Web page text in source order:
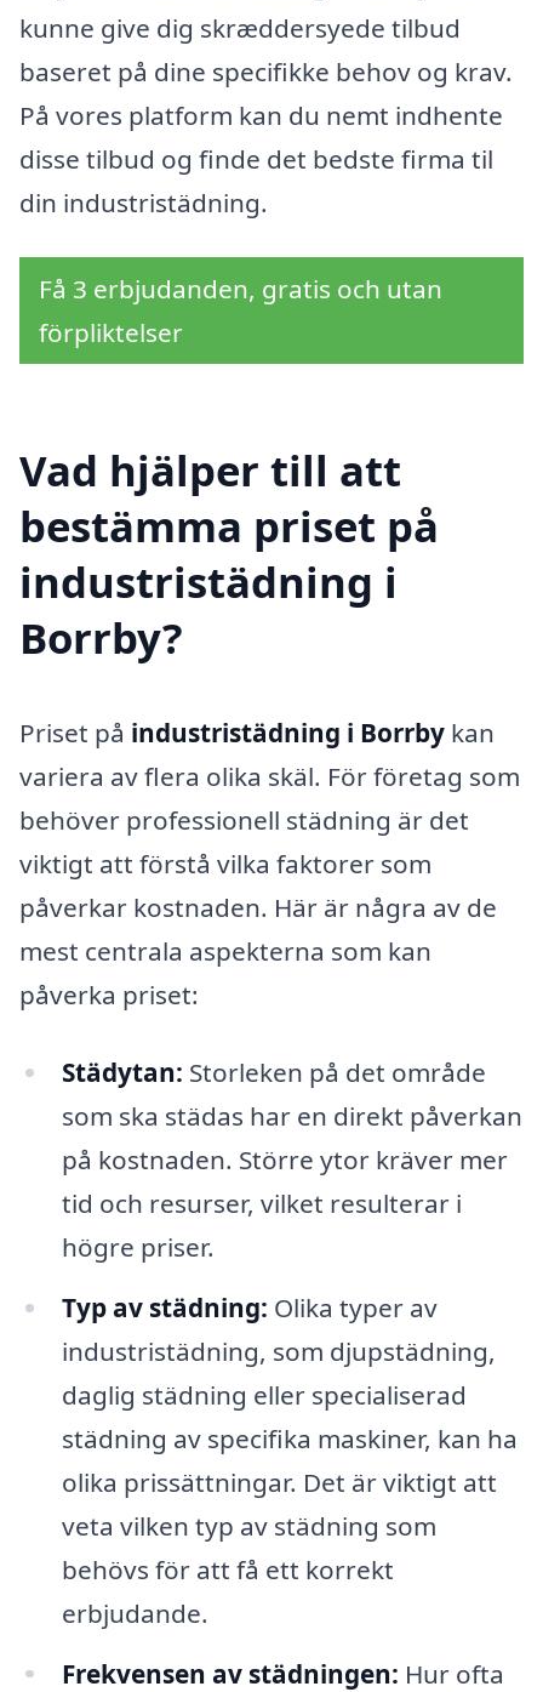
kunne give dig skræddersyede tilbud
baseret på dine specifikke behov og krav.
På vores platform kan du nemt indhente
disse tilbud og finde det bedste firma til
din industristädning.
Få 3 erbjudanden, gratis och utan
förpliktelser
Vad hjälper till att
bestämma priset på
industristädning i
Borrby?
Priset på industristädning i Borrby kan
variera av flera olika skäl. För företag som
behöver professionell städning är det
viktigt att förstå vilka faktorer som
påverkar kostnaden. Här är några av de
mest centrala aspekterna som kan
påverka priset:
Städytan: Storleken på det område
som ska städas har en direkt påverkan
på kostnaden. Större ytor kräver mer
tid och resurser, vilket resulterar i
högre priser.
Typ av städning: Olika typer av
industristädning, som djupstädning,
daglig städning eller specialiserad
städning av specifika maskiner, kan ha
olika prissättningar. Det är viktigt att
veta vilken typ av städning som
behövs för att få ett korrekt
erbjudande.
Frekvensen av städningen: Hur ofta